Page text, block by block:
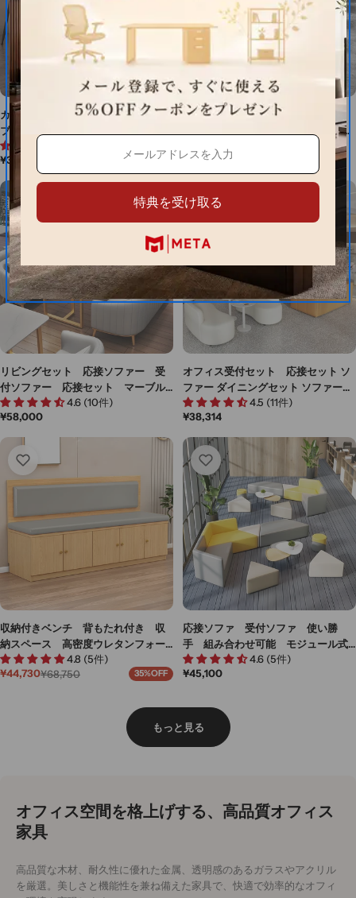
カフェ風応接セット コーヒーテー
ブル 店舗用 R仕上げ 円型テーブ
ル 木目調 背もたれ ベース付き
足 ロフア風 ナチュラル ブラッ
ク カスタマイズ可能 JDZH-M-
032
通
価
格
¥36,000
テーブルチェアセット 応接セット
応接テーブル応接デスク テーブル デ
スク チェア ダイニングセット
JDZH-M-005
通
常
格
¥26,650
リビングセット 応接ソファー 受
付ソファー 応接セット マーブル
模様 角丸 ポリエステル ナノ塗
装 レストラン シンプル グレ
ー カスタマイズ可能 JDSF-M-
010
4.6 (10件)
通
¥58,000
オフィス受付セット 応接セット ソ
ファー ダイニングセット ソファー
JDZH-M-0084.5 (11件)
通
価
格
¥38,314
収納付きベンチ 背もたれ付き 収
納スペース 高密度ウレタンフォー
ム メラミン化粧板 幅木避けデザ
イン 緩衝蝶番 グレー カスタマ
4.8 (5件)
セ
¥44,730
通
¥68,750 35%OFF
応接ソファ 受付ソファ 使い勝
手 組み合わせ可能 モジュール式
ソファ 天然木フレーム ウレタ
ン 座り心地 高品質 イエロー
M028
4.6 (5件)
通
¥45,100
もっと見る
オフィス空間を格上げする、高品質オフィス
家具
高品質な木材、耐久性に優れた金属、透明感のあるガラスやアクリル
を厳選。美しさと機能性を兼ね備えた家具で、快適で効率的なオフィ
特典を受け取る